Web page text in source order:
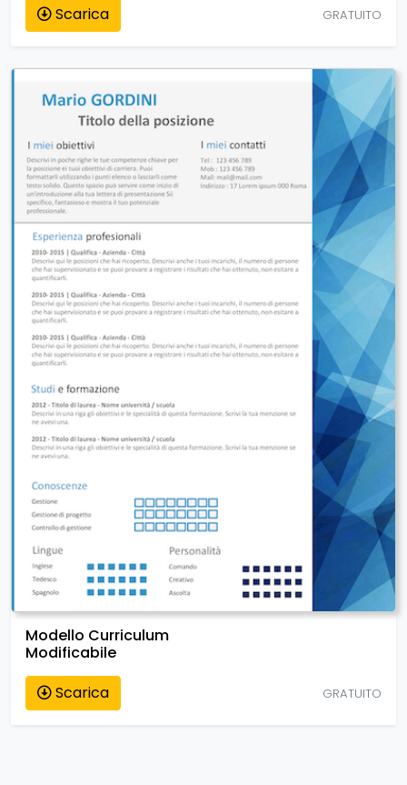
Scarica
GRATUITO
Modello Curriculum
Modificabile
Scarica
GRATUITO